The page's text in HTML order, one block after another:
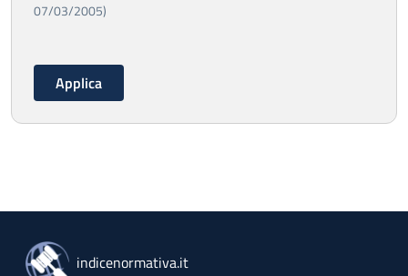
07/03/2005)
indicenormativa.it